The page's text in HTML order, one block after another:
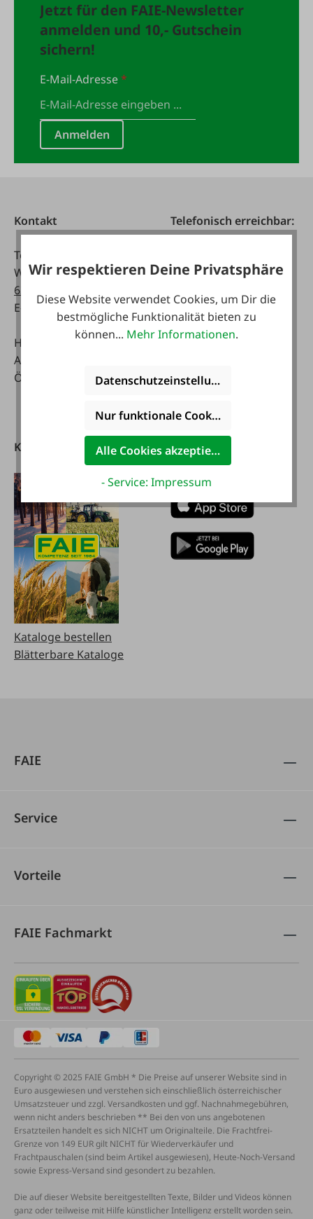
Jetzt für den FAIE-Newsletter
anmelden und 10,- Gutschein
sichern!
E-Mail-Adresse*
Anmelden
Kontakt
Tel:
WhatsApp:0043 677
63514619
E-Mail:info@faie.at
Handelsstraße 9
A-4844 Regau
Österreich
Telefonisch erreichbar:
07:30 - 17.00 Uhr
08:00 - 12:00 Uhr
Fachmarkt
08:00 - 17:00 Uhr
08:00 - 12:00 Uhr
Kataloge
Kataloge bestellen
Blätterbare Kataloge
FAIE App
herunterladen
FAIE
Service
Vorteile
FAIE Fachmarkt
Copyright © 2025 FAIE GmbH * Die Preise auf unserer Website sind in
Euro ausgewiesen und verstehen sich einschließlich österreichischer
Umsatzsteuer und zzgl. Versandkosten und ggf. Nachnahmegebühren,
wenn nicht anders beschrieben ** Bei den von uns angebotenen
Ersatzteilen handelt es sich NICHT um Originalteile. Die Frachtfrei-
Grenze von 149 EUR gilt NICHT für Wiederverkäufer und
Frachtpauschalen (sind beim Artikel ausgewiesen), Heute-Noch-Versand
sowie Express-Versand sind gesondert zu bezahlen.
Die auf dieser Website bereitgestellten Texte, Bilder und Videos können
ganz oder teilweise mit Hilfe künstlicher Intelligenz erstellt worden sein.
Wir respektieren Deine Privatsphäre
Diese Website verwendet Cookies, um Dir die
bestmögliche Funktionalität bieten zu
können... Mehr Informationen.
Datenschutzeinstellungen
Nur funktionale Cookies akzeptieren
Alle Cookies akzeptieren
- Service: Impressum